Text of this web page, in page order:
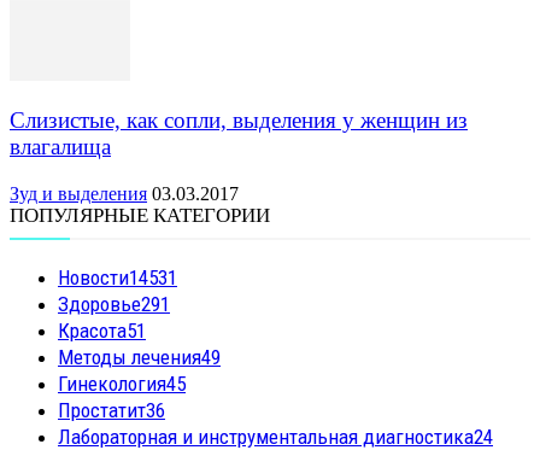
Слизистые, как сопли, выделения у женщин из
влагалища
Зуд и выделения 03.03.2017
ПОПУЛЯРНЫЕ КАТЕГОРИИ
Новости14531
Здоровье291
Красота51
Методы лечения49
Гинекология45
Простатит36
Лабораторная и инструментальная диагностика24